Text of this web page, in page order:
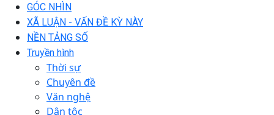
GÓC NHÌN
XÃ LUẬN - VẤN ĐỀ KỲ NÀY
NỀN TẢNG SỐ
Truyền hình
Thời sự
Chuyên đề
Văn nghệ
Dân tộc